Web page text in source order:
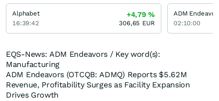
EQS-News: ADM Endeavors / Key word(s):
Manufacturing
ADM Endeavors (OTCQB: ADMQ) Reports $5.62M
Revenue, Profitability Surges as Facility Expansion
Drives Growth
Alphabet
16:39:42
+4,79%
306,65 EUR
ADM
02:10:00